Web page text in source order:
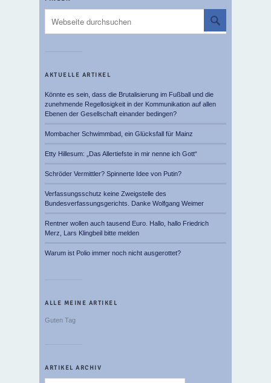
AKTUELLE ARTIKEL
Könnte es sein, dass die Brutalisierung im Fußball und die
zunehmende Regellosigkeit in der Kommunikation auf allen
Ebenen der Gesellschaft einander bedingen?
Mombacher Schwimmbad, ein Glücksfall für Mainz
Etty Hillesum: „Das Allertiefste in mir nenne ich Gott“
Schröder Vermittler? Spinnerte Idee von Putin?
Verfassungsschutz keine Zweigstelle des
Bundesverfassungsgerichts. Danke Wolfgang Weimer
Rentner wollen auch tausend Euro. Hallo, hallo Friedrich
Merz, Lars Klingbeil bitte melden
Warum ist Polio immer noch nicht ausgerottet?
ALLE MEINE ARTIKEL
Guten Tag
ARTIKEL ARCHIV